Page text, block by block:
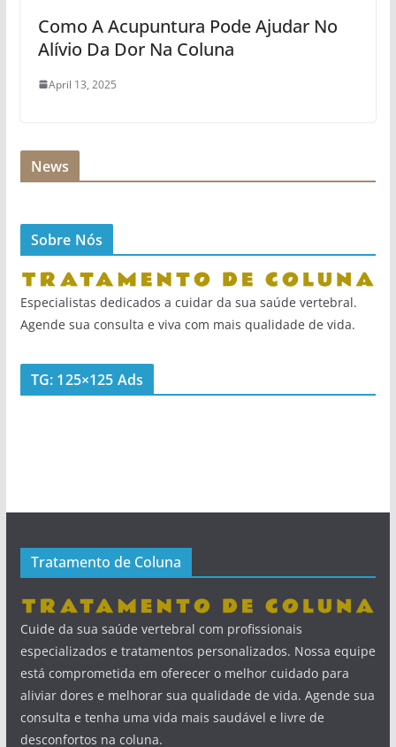
Como A Acupuntura Pode Ajudar No
Alívio Da Dor Na Coluna
April 13, 2025
News
Sobre Nós
Especialistas dedicados a cuidar da sua saúde vertebral.
Agende sua consulta e viva com mais qualidade de vida.
TG: 125×125 Ads
Tratamento de Coluna
Cuide da sua saúde vertebral com profissionais
especializados e tratamentos personalizados. Nossa equipe
está comprometida em oferecer o melhor cuidado para
aliviar dores e melhorar sua qualidade de vida. Agende sua
consulta e tenha uma vida mais saudável e livre de
desconfortos na coluna.